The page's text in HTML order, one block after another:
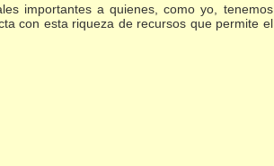
importantes a quienes, como yo, tenemos
con esta riqueza de recursos que permite el